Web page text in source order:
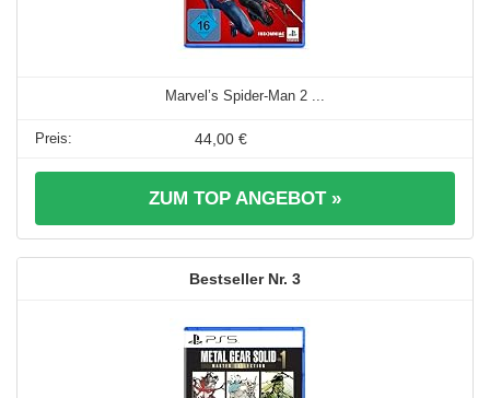
Marvel’s Spider-Man 2 ...
44,00 €
ZUM TOP ANGEBOT »
3